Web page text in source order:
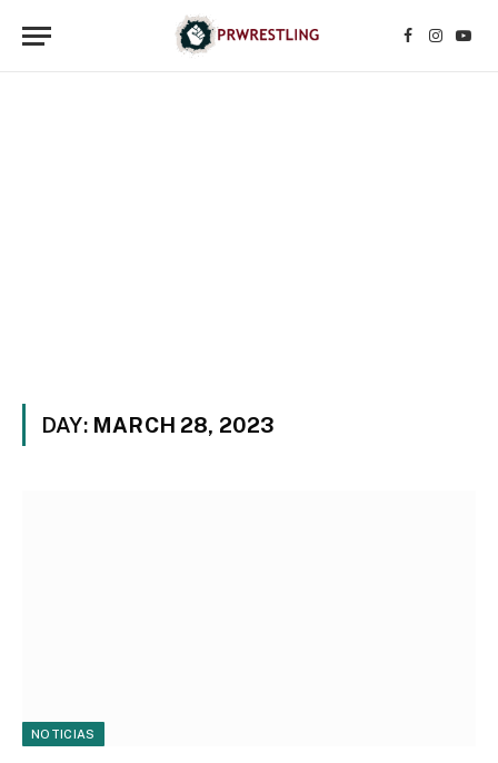
Facebook
DAY: MARCH 28, 2023
NOTICIAS